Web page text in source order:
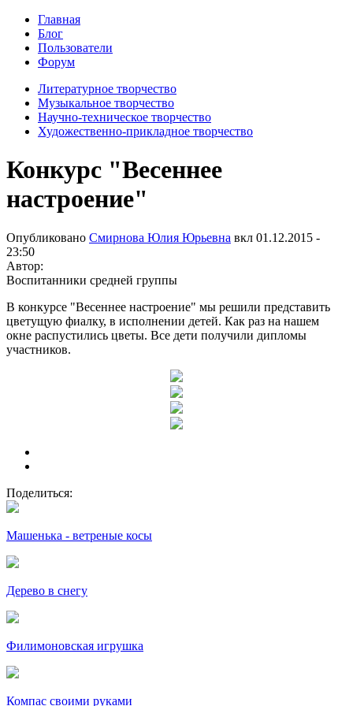
Главная
Блог
Пользователи
Форум
Литературное творчество
Музыкальное творчество
Научно-техническое творчество
Художественно-прикладное творчество
Конкурс "Весеннее
настроение"
Опубликовано Смирнова Юлия Юрьевна вкл 01.12.2015 -
23:50
Автор:
Воспитанники средней группы
В конкурсе "Весеннее настроение" мы решили представить
цветущую фиалку, в исполнении детей. Как раз на нашем
окне распустились цветы. Все дети получили дипломы
участников.
Поделиться:
Машенька - ветреные косы
Дерево в снегу
Филимоновская игрушка
Компас своими руками